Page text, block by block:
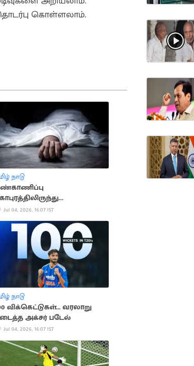
கொள்ளலாம்.
நாடு
தவறி விழுந்து
Jul 04, 2026, 16:07 IST
நாடு
விக்கெட்டுகள்... வரலாறு
அக்சர் படேல்
Jul 04, 2026, 16:07 IST